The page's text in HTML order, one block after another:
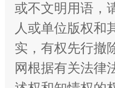
或不文明用语，
人或单位版权和
实，有权先行撤
网根据有关法律